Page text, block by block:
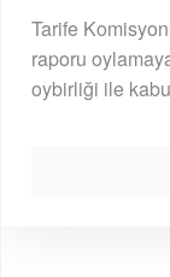
Tarife
raporu
oybirliği ile